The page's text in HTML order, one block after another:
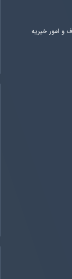
و امور خیریه